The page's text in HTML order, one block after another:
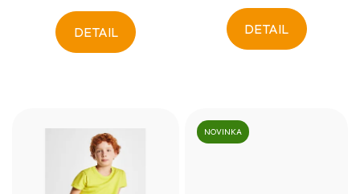
DETAIL DETAIL
NOVINKA